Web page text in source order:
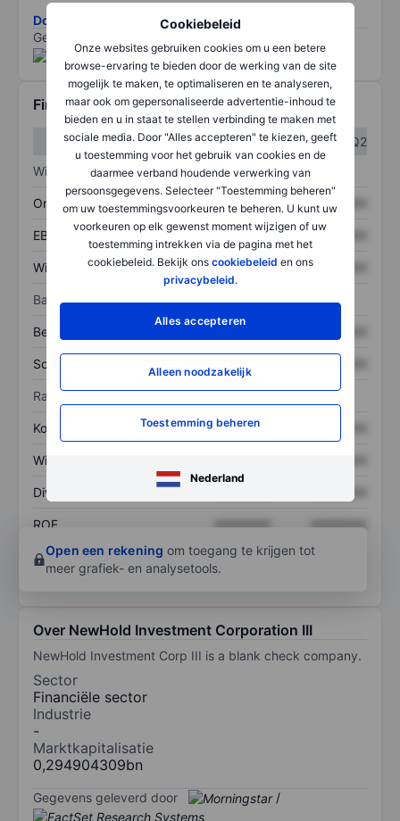
Cookiebeleid
Onze websites gebruiken cookies om u een betere
browse-ervaring te bieden door de werking van de site
mogelijk te maken, te optimaliseren en te analyseren,
maar ook om gepersonaliseerde advertentie-inhoud te
bieden en u in staat te stellen verbinding te maken met
sociale media. Door "Alles accepteren" te kiezen, geeft
u toestemming voor het gebruik van cookies en de
daarmee verband houdende verwerking van
persoonsgegevens. Selecteer "Toestemming beheren"
om uw toestemmingsvoorkeuren te beheren. U kunt uw
voorkeuren op elk gewenst moment wijzigen of uw
toestemming intrekken via de pagina met het
cookiebeleid. Bekijk ons cookiebeleid en ons
privacybeleid.
Alles accepteren
Alleen noodzakelijk
Toestemming beheren
Nederland
Download de ESG-risicomethodologie
Gegevens geleverd door
Financiële gegevens
Q1
Q2
Winst/verlies
Omzet XXXXXXX XXXXXXX
EBITDA XXXXXXX XXXXXXX
Winst XXXXXXX XXXXXXX
Balans
Bezittingen
Schulden
Ratio's
Koers/omzetratio XXXXXXX
Winst per aandeel
Dividend per aandeel
ROE XXXXXXX
XXXXXXX
Open een rekening om toegang te krijgen tot
meer grafiek- en analysetools.
Over NewHold Investment Corporation III
NewHold Investment Corp III is a blank check company.
Sector
Financiële sector
Industrie
-
Marktkapitalisatie
0,294904309bn
Gegevens geleverd door /